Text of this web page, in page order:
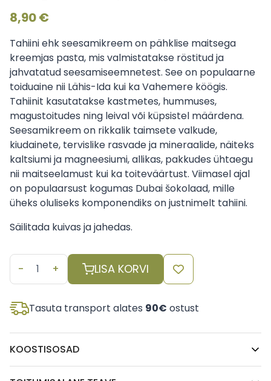
8,90€
Tahiini ehk seesamikreem on pähklise maitsega
kreemjas pasta, mis valmistatakse röstitud ja
jahvatatud seesamiseemnetest. See on populaarne
toiduaine nii Lähis-Ida kui ka Vahemere köögis.
Tahiinit kasutatakse kastmetes, hummuses,
magustoitudes ning leival või küpsistel määrdena.
Seesamikreem on rikkalik taimsete valkude,
kiudainete, tervislike rasvade ja mineraalide, näiteks
kaltsiumi ja magneesiumi, allikas, pakkudes ühtaegu
nii maitseelamust kui ka toiteväärtust. Viimasel ajal
on populaarsust kogumas Dubai šokolaad, mille
üheks oluliseks komponendiks on justnimelt tahiini.
Säilitada kuivas ja jahedas.
Tahiini
(100%)
350
g,
Halvadopoiia
Kphths
kogus
LISA KORVI
Tasuta transport alates 90€ ostust
KOOSTISOSAD